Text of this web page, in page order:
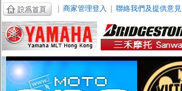
商家管理登入 聯絡我們及提供意見